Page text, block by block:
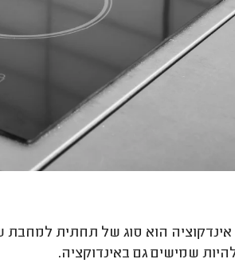
הוא סוג של תחתית למחבת
שמישים גם באינדוקציה.